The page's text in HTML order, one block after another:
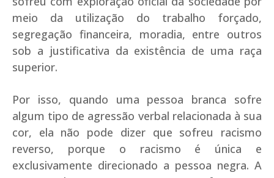
meio da utilização do trabalho forçado,
segregação financeira, moradia, entre outros
sob a justificativa da existência de uma raça
superior.
Por isso, quando uma pessoa branca sofre
algum tipo de agressão verbal relacionada à sua
cor, ela não pode dizer que sofreu racismo
reverso, porque o racismo é única e
exclusivamente direcionado a pessoa negra. A